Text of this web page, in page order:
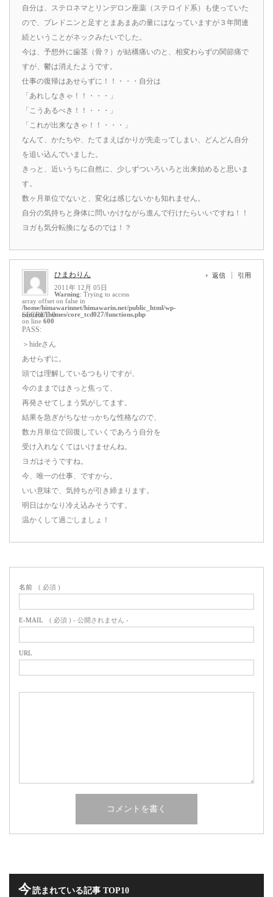
自分は、ステロネマとリンデロン座薬（ステロイド系）も使っていた
ので、プレドニンと足すとまあまあの量にはなっていますが３年間連
続ということがネックみたいでした。
今は、予想外に歯茎（骨？）が結構痛いのと、相変わらずの関節痛で
すが、鬱は消えたようです。
仕事の復帰はあせらずに！！・・・自分は
「あれしなきゃ！！・・・」
「こうあるべき！！・・・」
「これが出来なきゃ！！・・・」
なんて、かたちや、たてまえばかりが先走ってしまい、どんどん自分
を追い込んでいました。
きっと、近いうちに自然に、少しずついろいろと出来始めると思いま
す。
数ヶ月単位でないと、変化は感じないかも知れません。
自分の気持ちと身体に問いかけながら進んで行けたらいいですね！！
ヨガも気分転換になるのでは！？
ひまわりん
2011年 12月 05日
Warning: Trying to access
array offset on false in
/home/himawarinnet/himawarin.net/public_html/wp-
content/themes/core_tcd027/functions.php
on line 600
返信 引用
SECRET: 0
PASS:
＞hideさん
あせらずに。
頭では理解しているつもりですが、
今のままではきっと焦って、
再発させてしまう気がしてます。
結果を急ぎがちなせっかちな性格なので、
数カ月単位で回復していくであろう自分を
受け入れなくてはいけませんね。
ヨガはそうですね。
今、唯一の仕事、ですから。
いい意味で、気持ちが引き締まります。
明日はかなり冷え込みそうです。
温かくして過ごしましょ！
名前 ( 必須 )
E-MAIL ( 必須 ) - 公開されません -
URL
今読まれている記事 TOP10